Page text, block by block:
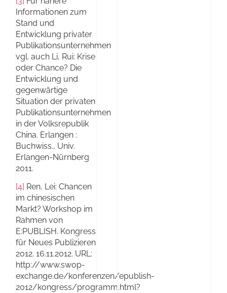
Informationen zum
Stand und
Entwicklung privater
Publikationsunternehmen
vgl. auch Li, Rui: Krise
oder Chance? Die
Entwicklung und
gegenwärtige
Situation der privaten
Publikationsunternehmen
in der Volksrepublik
China. Erlangen :
Buchwiss., Univ.
Erlangen-Nürnberg
2011.
[4] Ren, Lei: Chancen
im chinesischen
Markt? Workshop im
Rahmen von
E:PUBLISH. Kongress
für Neues Publizieren
2012. 16.11.2012. URL:
http://www.swop-
exchange.de/konferenzen/epublish-
2012/kongress/programm.html?